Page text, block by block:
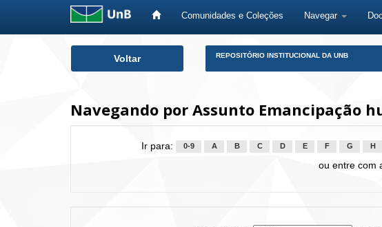
Comunidades e Coleções Navegar
Voltar REPOSITÓRIO INSTITUCIONAL DA UNB
Navegando por Assunto Emancipação
Ir para: 0-9 A B C D E F G H
ou entre com